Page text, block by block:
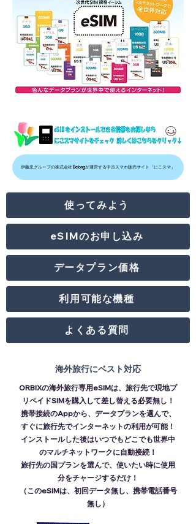
伊藤忠グループの株式会社Belongが運営する中古スマホ販売サイト「にこスマ」
使ってみよう
eSIMのお申し込み
データプラン価格
利用可能な機種
よくある質問
海外旅行にベスト対応
ORBIXの海外旅行専用eSIMは、旅行先で現地プ
リペイドSIMを購入して差し替える必要無し！
携帯接続のAppから、データプランを選んで、
すぐに旅行先でインターネットの利用が可能！
インストールした後はいつでもどこでも世界中
のマルチネットワークに自動接続！
旅行先の国プランを選んで、使いたい時に使用
分をチャージするだけ！
（このeSIMは、初回データ無し、携帯電話番号
無し）